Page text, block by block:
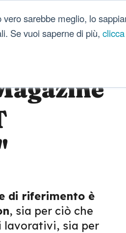
vero sarebbe meglio, lo
Se vuoi saperne di più,
di riferimento è
, sia per ciò che
lavorativi, sia per